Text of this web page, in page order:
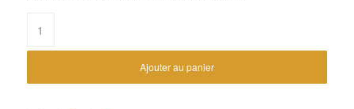
Ajouter au panier